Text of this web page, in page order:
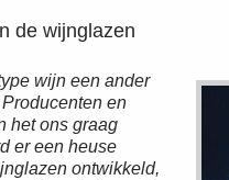
de wijnglazen
wijn een ander
en
het ons graag
er een heuse
ontwikkeld,